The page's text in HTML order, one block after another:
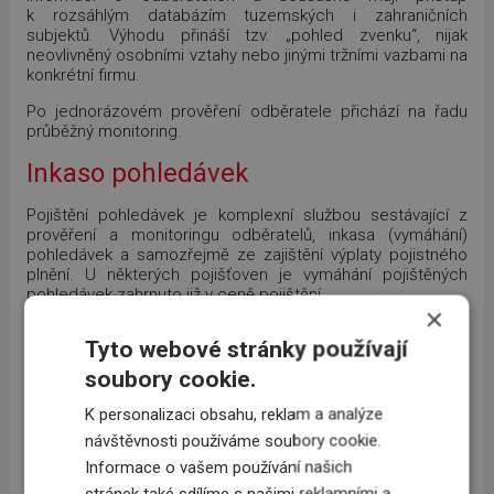
k rozsáhlým databázím tuzemských i zahraničních
subjektů. Výhodu přináší tzv. „pohled zvenku“, nijak
neovlivněný osobními vztahy nebo jinými tržními vazbami na
konkrétní firmu.
Po jednorázovém prověření odběratele přichází na řadu
průběžný monitoring.
Inkaso pohledávek
Pojištění pohledávek je komplexní službou sestávající z
prověření a monitoringu odběratelů, inkasa (vymáhání)
pohledávek a samozřejmě ze zajištění výplaty pojistného
plnění. U některých pojišťoven je vymáhání pojištěných
pohledávek zahrnuto již v ceně pojištění.
Možnost agresivnějšího obchodování
Jištění pohledávek, prostřednictvím pojištění, vám může
umožnit obchodování s rizikovějšími partnery. Stejně tak
můžete prodloužit splatnost vystavovaných faktur a získat
tak výhodu oproti vaší konkurenci. Souhrnně se jedná o
podporu růstu obratu a expanze na nové trhy.
×
Tyto webové stránky používají
soubory cookie.
K personalizaci obsahu, reklam a analýze
návštěvnosti používáme soubory cookie.
Informace o vašem používání našich